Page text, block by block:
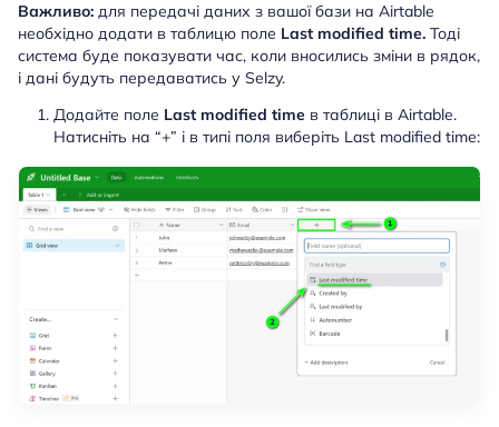
Важливо: для передачі даних з вашої бази на Airtable
необхідно додати в таблицю поле Last modified time. Тоді
система буде показувати час, коли вносились зміни в рядок,
і дані будуть передаватись у Selzy.
Додайте поле Last modified time в таблиці в Airtable.
Натисніть на “+” і в типі поля виберіть Last modified time: